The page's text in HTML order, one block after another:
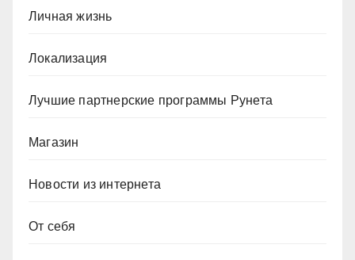
Личная жизнь
Локализация
Лучшие партнерские программы Рунета
Магазин
Новости из интернета
От себя